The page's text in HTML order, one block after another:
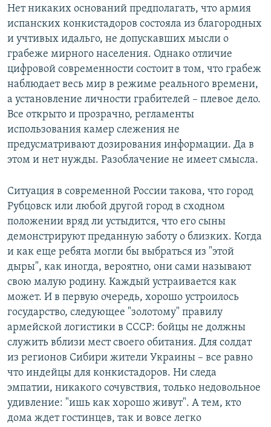
Нет никаких оснований предполагать, что армия
испанских конкистадоров состояла из благородных
и учтивых идальго, не допускавших мысли о
грабеже мирного населения. Однако отличие
цифровой современности состоит в том, что грабеж
наблюдает весь мир в режиме реального времени,
а установление личности грабителей – плевое дело.
Все открыто и прозрачно, регламенты
использования камер слежения не
предусматривают дозирования информации. Да в
этом и нет нужды. Разоблачение не имеет смысла.
Ситуация в современной России такова, что город
Рубцовск или любой другой город в сходном
положении вряд ли устыдится, что его сыны
демонстрируют преданную заботу о близких. Когда
и как еще ребята могли бы выбраться из "этой
дыры", как иногда, вероятно, они сами называют
свою малую родину. Каждый устраивается как
может. И в первую очередь, хорошо устроилось
государство, следующее "золотому" правилу
армейской логистики в СССР: бойцы не должны
служить вблизи мест своего обитания. Для солдат
из регионов Сибири жители Украины – все равно
что индейцы для конкистадоров. Ни следа
эмпатии, никакого сочувствия, только недовольное
удивление: "ишь как хорошо живут". А тем, кто
дома ждет гостинцев, так и вовсе легко